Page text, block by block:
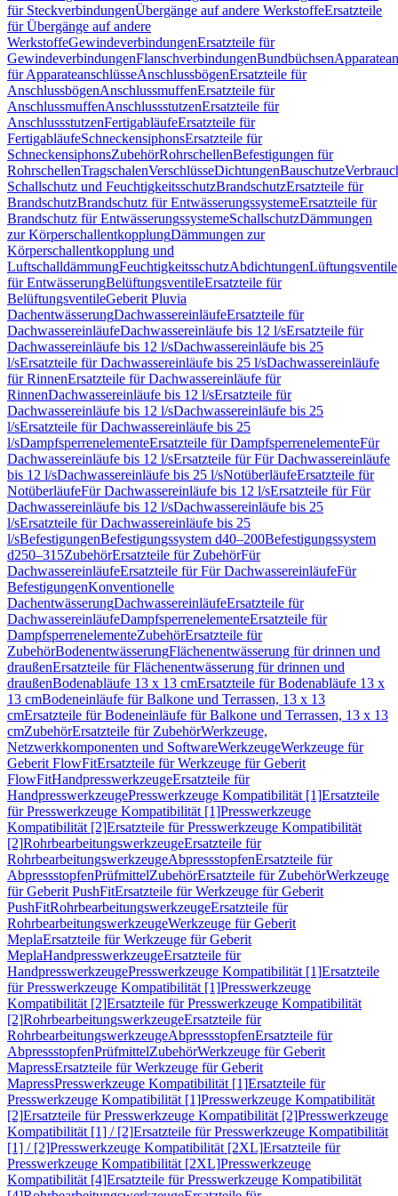
für SteckverbindungenÜbergänge auf andere WerkstoffeErsatzteile
für Übergänge auf andere
WerkstoffeGewindeverbindungenErsatzteile für
GewindeverbindungenFlanschverbindungenBundbüchsen
für ApparateanschlüsseAnschlussbögenErsatzteile für
AnschlussbögenAnschlussmuffenErsatzteile für
AnschlussmuffenAnschlussstutzenErsatzteile für
AnschlussstutzenFertigabläufeErsatzteile für
FertigabläufeSchneckensiphonsErsatzteile für
SchneckensiphonsZubehörRohrschellenBefestigungen für
RohrschellenTragschalenVerschlüsseDichtungenBauschutze
Schallschutz und FeuchtigkeitsschutzBrandschutzErsatzteile für
BrandschutzBrandschutz für EntwässerungssystemeErsatzteile für
Brandschutz für EntwässerungssystemeSchallschutzDämmungen
zur KörperschallentkopplungDämmungen zur
Körperschallentkopplung und
LuftschalldämmungFeuchtigkeitsschutzAbdichtungenLüftungsventile
für EntwässerungBelüftungsventileErsatzteile für
BelüftungsventileGeberit Pluvia
DachentwässerungDachwassereinläufeErsatzteile für
DachwassereinläufeDachwassereinläufe bis 12 l/sErsatzteile für
Dachwassereinläufe bis 12 l/sDachwassereinläufe bis 25
l/sErsatzteile für Dachwassereinläufe bis 25 l/sDachwassereinläufe
für RinnenErsatzteile für Dachwassereinläufe für
RinnenDachwassereinläufe bis 12 l/sErsatzteile für
Dachwassereinläufe bis 12 l/sDachwassereinläufe bis 25
l/sErsatzteile für Dachwassereinläufe bis 25
l/sDampfsperrenelementeErsatzteile für DampfsperrenelementeFür
Dachwassereinläufe bis 12 l/sErsatzteile für Für Dachwassereinläufe
bis 12 l/sDachwassereinläufe bis 25 l/sNotüberläufeErsatzteile für
NotüberläufeFür Dachwassereinläufe bis 12 l/sErsatzteile für Für
Dachwassereinläufe bis 12 l/sDachwassereinläufe bis 25
l/sErsatzteile für Dachwassereinläufe bis 25
l/sBefestigungenBefestigungssystem d40–200Befestigungssystem
d250–315ZubehörErsatzteile für ZubehörFür
DachwassereinläufeErsatzteile für Für DachwassereinläufeFür
BefestigungenKonventionelle
DachentwässerungDachwassereinläufeErsatzteile für
DachwassereinläufeDampfsperrenelementeErsatzteile für
DampfsperrenelementeZubehörErsatzteile für
ZubehörBodenentwässerungFlächenentwässerung für drinnen und
draußenErsatzteile für Flächenentwässerung für drinnen und
draußenBodenabläufe 13 x 13 cmErsatzteile für Bodenabläufe 13 x
13 cmBodeneinläufe für Balkone und Terrassen, 13 x 13
cmErsatzteile für Bodeneinläufe für Balkone und Terrassen, 13 x 13
cmZubehörErsatzteile für ZubehörWerkzeuge,
Netzwerkkomponenten und SoftwareWerkzeugeWerkzeuge für
Geberit FlowFitErsatzteile für Werkzeuge für Geberit
FlowFitHandpresswerkzeugeErsatzteile für
HandpresswerkzeugePresswerkzeuge Kompatibilität [1]Ersatzteile
für Presswerkzeuge Kompatibilität [1]Presswerkzeuge
Kompatibilität [2]Ersatzteile für Presswerkzeuge Kompatibilität
[2]RohrbearbeitungswerkzeugeErsatzteile für
RohrbearbeitungswerkzeugeAbpressstopfenErsatzteile für
AbpressstopfenPrüfmittelZubehörErsatzteile für ZubehörWerkzeuge
für Geberit PushFitErsatzteile für Werkzeuge für Geberit
PushFitRohrbearbeitungswerkzeugeErsatzteile für
RohrbearbeitungswerkzeugeWerkzeuge für Geberit
MeplaErsatzteile für Werkzeuge für Geberit
MeplaHandpresswerkzeugeErsatzteile für
HandpresswerkzeugePresswerkzeuge Kompatibilität [1]Ersatzteile
für Presswerkzeuge Kompatibilität [1]Presswerkzeuge
Kompatibilität [2]Ersatzteile für Presswerkzeuge Kompatibilität
[2]RohrbearbeitungswerkzeugeErsatzteile für
RohrbearbeitungswerkzeugeAbpressstopfenErsatzteile für
AbpressstopfenPrüfmittelZubehörWerkzeuge für Geberit
MapressErsatzteile für Werkzeuge für Geberit
MapressPresswerkzeuge Kompatibilität [1]Ersatzteile für
Presswerkzeuge Kompatibilität [1]Presswerkzeuge Kompatibilität
[2]Ersatzteile für Presswerkzeuge Kompatibilität [2]Presswerkzeuge
Kompatibilität [1] / [2]Ersatzteile für Presswerkzeuge Kompatibilität
[1] / [2]Presswerkzeuge Kompatibilität [2XL]Ersatzteile für
Presswerkzeuge Kompatibilität [2XL]Presswerkzeuge
Kompatibilität [4]Ersatzteile für Presswerkzeuge Kompatibilität